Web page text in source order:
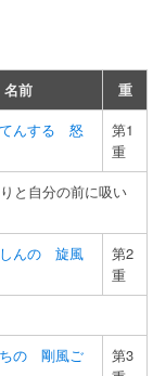
名前
重
んする 怒
第1
重
と自分の前に吸い
んの 旋風
第2
重
の 剛風ご
第3